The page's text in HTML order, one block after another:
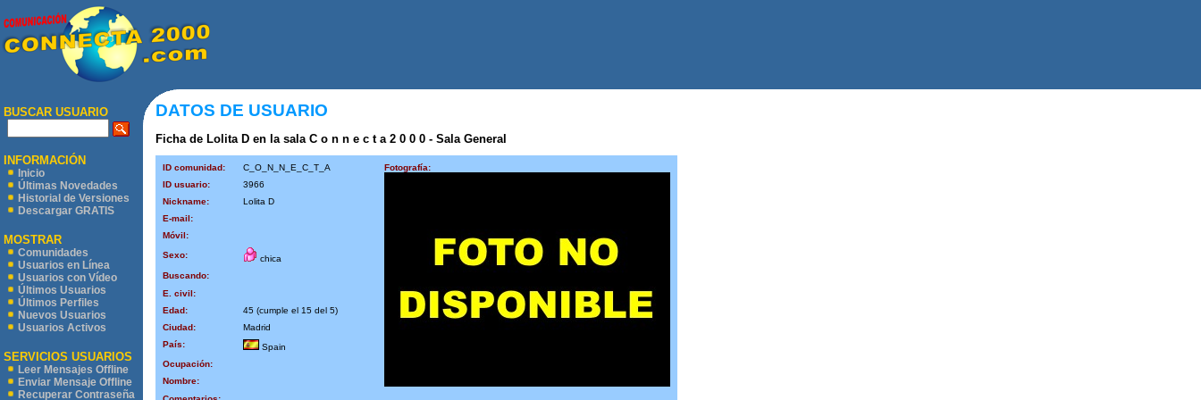
BUSCAR USUARIO
INFORMACIÓN
Inicio
Últimas Novedades
Historial de Versiones
Descargar GRATIS
MOSTRAR
Comunidades
Usuarios en Línea
Usuarios con Vídeo
Últimos Usuarios
Últimos Perfiles
Nuevos Usuarios
Usuarios Activos
SERVICIOS USUARIOS
Leer Mensajes Offline
Enviar Mensaje Offline
Recuperar Contraseña
DATOS DE USUARIO
Ficha de Lolita D en la sala C o n n e c t a 2 0 0 0 - Sala General
ID comunidad: C_O_N_N_E_C_T_A
Fotografía:
ID usuario:
3966
Nickname:
Lolita D
E-mail:
Móvil:
Sexo:
chica
Buscando:
E. civil:
Edad:
45 (cumple el 15 del 5)
Ciudad:
Madrid
País:
Spain
Ocupación:
Nombre: